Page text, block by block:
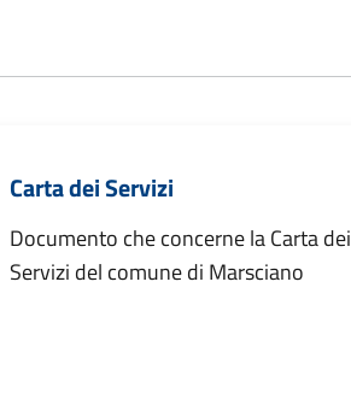
Carta dei Servizi
Documento che concerne la Carta dei
Servizi del comune di Marsciano